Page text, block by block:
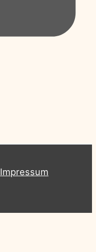
Impressum